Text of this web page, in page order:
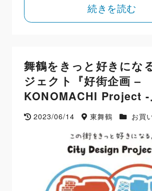
続きを読む
舞鶴をきっと好きにな
ジェクト『好街企画 –
KONOMACHI Project -
2023/06/14 東舞鶴 お買